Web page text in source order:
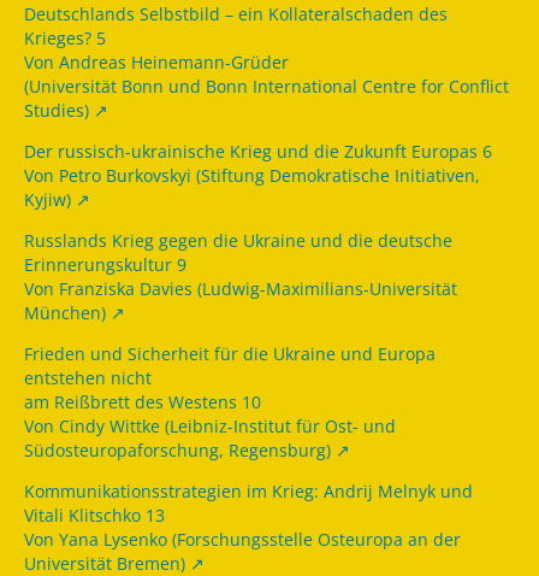
Deutschlands Selbstbild – ein Kollateralschaden des
Krieges? 5
Von Andreas Heinemann-Grüder
(Universität Bonn und Bonn International Centre for Conflict
Studies)
Der russisch-ukrainische Krieg und die Zukunft Europas 6
Von Petro Burkovskyi (Stiftung Demokratische Initiativen,
Kyjiw)
Russlands Krieg gegen die Ukraine und die deutsche
Erinnerungskultur 9
Von Franziska Davies (Ludwig-Maximilians-Universität
München)
Frieden und Sicherheit für die Ukraine und Europa
entstehen nicht
am Reißbrett des Westens 10
Von Cindy Wittke (Leibniz-Institut für Ost- und
Südosteuropaforschung, Regensburg)
Kommunikationsstrategien im Krieg: Andrij Melnyk und
Vitali Klitschko 13
Von Yana Lysenko (Forschungsstelle Osteuropa an der
Universität Bremen)